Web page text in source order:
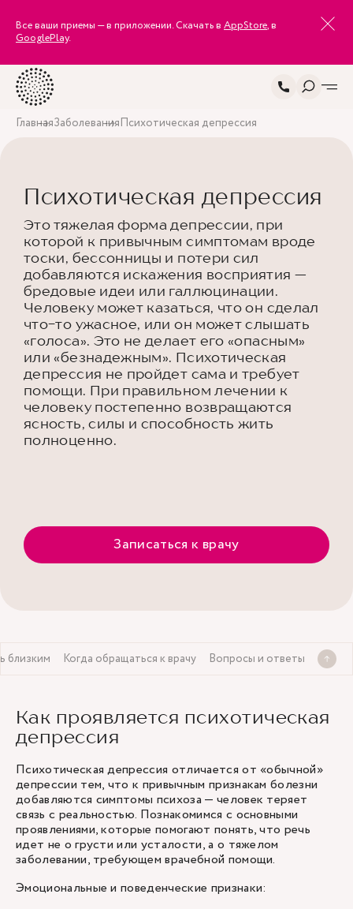
Все ваши приемы — в приложении. Скачать в AppStore, в
GooglePlay.
ГлавнаяЗаболеванияПсихотическая депрессия
Психотическая депрессия
Это тяжелая форма депрессии, при
которой к привычным симптомам вроде
тоски, бессонницы и потери сил
добавляются искажения восприятия —
бредовые идеи или галлюцинации.
Человеку может казаться, что он сделал
что-то ужасное, или он может слышать
«голоса». Это не делает его «опасным»
или «безнадежным». Психотическая
депрессия не пройдет сама и требует
помощи. При правильном лечении к
человеку постепенно возвращаются
ясность, силы и способность жить
полноценно.
Записаться к врачу
близким Когда обращаться к врачу Вопросы и ответы
Как проявляется психотическая
депрессия
Психотическая депрессия отличается от «обычной»
депрессии тем, что к привычным признакам болезни
добавляются симптомы психоза — человек теряет
связь с реальностью. Познакомимся с основными
проявлениями, которые помогают понять, что речь
идет не о грусти или усталости, а о тяжелом
заболевании, требующем врачебной помощи.
Эмоциональные и поведенческие признаки: